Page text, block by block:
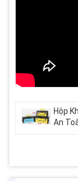
Hộp
An